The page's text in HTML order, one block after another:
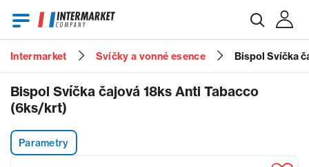
Heslo
Intermarket Svíčky a vonné esence Bispol Svíčka
Bispol Svíčka čajová 18ks Anti Tabacco
(6ks/krt)
Parametry